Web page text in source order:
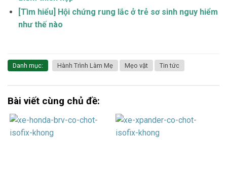
[Tìm hiểu] Hội chứng rung lắc ở trẻ sơ sinh nguy hiểm
như thế nào
Danh mục: Hành Trình Làm Mẹ Mẹo vặt Tin tức
Bài viết cùng chủ đề: